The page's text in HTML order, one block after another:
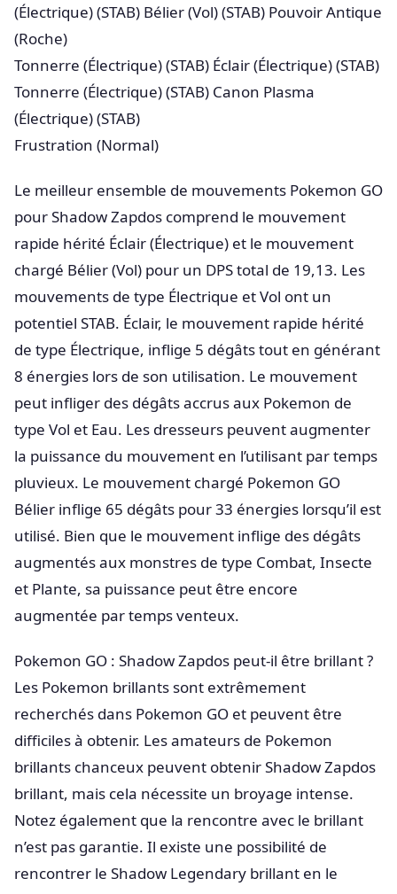
(Électrique) (STAB) Bélier (Vol) (STAB) Pouvoir Antique
(Roche)
Tonnerre (Électrique) (STAB) Éclair (Électrique) (STAB)
Tonnerre (Électrique) (STAB) Canon Plasma
(Électrique) (STAB)
Frustration (Normal)
Le meilleur ensemble de mouvements Pokemon GO
pour Shadow Zapdos comprend le mouvement
rapide hérité Éclair (Électrique) et le mouvement
chargé Bélier (Vol) pour un DPS total de 19,13. Les
mouvements de type Électrique et Vol ont un
potentiel STAB. Éclair, le mouvement rapide hérité
de type Électrique, inflige 5 dégâts tout en générant
8 énergies lors de son utilisation. Le mouvement
peut infliger des dégâts accrus aux Pokemon de
type Vol et Eau. Les dresseurs peuvent augmenter
la puissance du mouvement en l’utilisant par temps
pluvieux. Le mouvement chargé Pokemon GO
Bélier inflige 65 dégâts pour 33 énergies lorsqu’il est
utilisé. Bien que le mouvement inflige des dégâts
augmentés aux monstres de type Combat, Insecte
et Plante, sa puissance peut être encore
augmentée par temps venteux.
Pokemon GO : Shadow Zapdos peut-il être brillant ?
Les Pokemon brillants sont extrêmement
recherchés dans Pokemon GO et peuvent être
difficiles à obtenir. Les amateurs de Pokemon
brillants chanceux peuvent obtenir Shadow Zapdos
brillant, mais cela nécessite un broyage intense.
Notez également que la rencontre avec le brillant
n’est pas garantie. Il existe une possibilité de
rencontrer le Shadow Legendary brillant en le